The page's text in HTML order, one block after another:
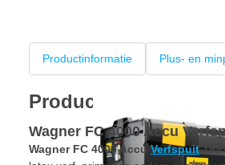
Productinformatie Plus- en
Productinformatie
Wagner FC 4000 Accu
Wagner FC 4000 AccuVerfspuit18V